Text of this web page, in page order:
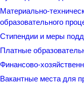
Материально-
образовательного
Стипендии и меры
Платные
Финансово-
Вакантные места для